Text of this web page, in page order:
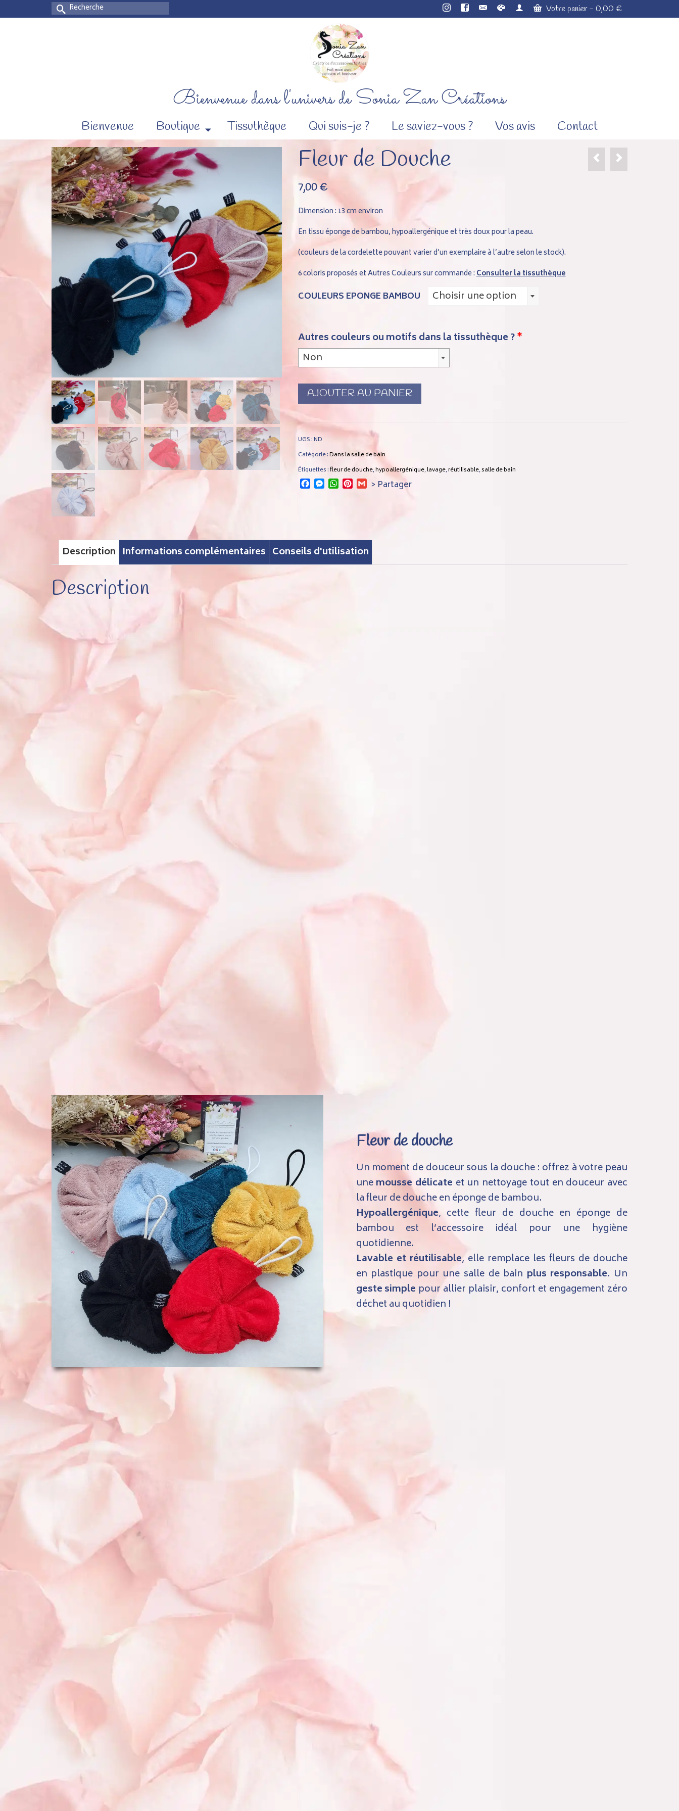
Votre panier- 0,00 €
Rechercher :
Bienvenue dans l'univers de Sonia Zan Créations
Bienvenue Boutique Tissuthèque Qui suis-je ? Le saviez-vous ? Vos avis Contact
Fleur de Douche
7,00€
Dimension : 13 cm environ
En tissu éponge de bambou, hypoallergénique et très doux pour la peau.
(couleurs de la cordelette pouvant varier d’un exemplaire à l’autre selon le stock).
6 coloris proposés et Autres Couleurs sur commande :Consulter la tissuthèque
COULEURS EPONGE BAMBOU Choisir une option
Autres couleurs ou motifs dans la tissuthèque ?*
Non
AJOUTER AU PANIER
UGS :ND
Catégorie :Dans la salle de bain
Étiquettes :fleur de douche,hypoallergénique,lavage,réutilisable,salle de bain
Facebook
Messenger
WhatsApp
Pinterest
Gmail
> Partager
Description Informations complémentaires Conseils d'utilisation
Description
Fleur de douche
Un moment de douceur sous la douche : offrez à votre peau
unemousse délicate et un nettoyage tout en douceur avec
la fleur de douche en éponge de bambou.
Hypoallergénique, cette fleur de douche en éponge de
bambou est l’accessoire idéal pour une hygiène
quotidienne.
Lavable et réutilisable, elle remplace les fleurs de douche
en plastique pour une salle de bain plus responsable. Un
geste simple pour allier plaisir, confort et engagement zéro
déchet au quotidien !